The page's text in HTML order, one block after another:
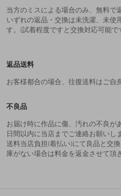
当方のミスによる場合のみ、無料で
いずれの返品・交換は未洗濯、未使
す。(試着程度ですと交換対応可能で
返品送料
お客様都合の場合、往復送料はご自
不良品
お届け時に作品に傷、汚れの不良が
日間以内に当店までご連絡お願いし
送料当店負担(着払い)にて良品と交
庫がない場合は料金を返金させて頂